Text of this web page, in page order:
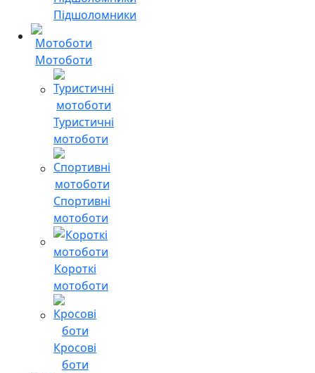
Підшоломники
Мотоботи
Туристичні
мотоботи
Спортивні
мотоботи
Короткі
мотоботи
Кросові
боти